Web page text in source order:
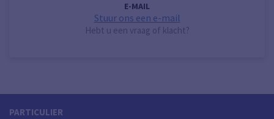
E-MAIL
Stuur ons een e-mail
Hebt u een vraag of klacht?
PARTICULIER